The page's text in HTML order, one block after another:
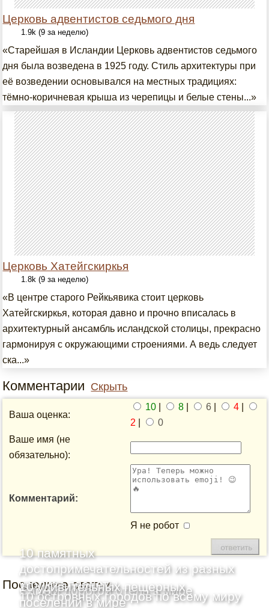
Церковь адвентистов седьмого дня
1.9k (9 за неделю)
«Старейшая в Исландии Церковь адвентистов седьмого
дня была возведена в 1925 году. Стиль архитектуры при
её возведении основывался на местных традициях:
тёмно-коричневая крыша из черепицы и белые стены...»
Церковь Хатейгскиркья
1.8k (9 за неделю)
«В центре старого Рейкьявика стоит церковь
Хатейгскиркья, которая давно и прочно вписалась в
архитектурный ансамбль исландской столицы, прекрасно
гармонируя с окружающими строениями. А ведь следует
ска...»
Комментарии Скрыть
Ваша оценка:
10 8 6 4
2
0
Ваше имя (не
обязательно):
Комментарий:
Я не робот
Последние статьи
10 памятных
достопримечательностей из разных
уголков планеты
Самый дорогой отель в мире
10 островных городов по всему миру
10 удивительных пещерных
поселений в мире